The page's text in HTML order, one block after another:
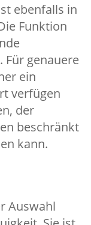
ebenfalls in
Funktion
Für genauere
ein
verfügen
der
beschränkt
kann.
Auswahl